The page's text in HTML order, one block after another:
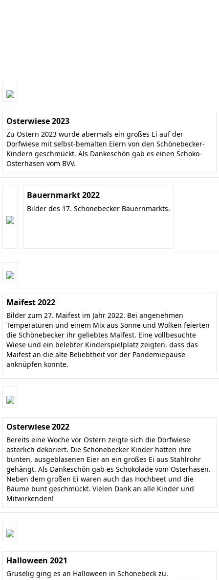
Osterwiese 2023
Zu Ostern 2023 wurde abermals ein großes Ei auf der
Dorfwiese mit selbst-bemalten Eiern von den Schönebecker-
Kindern geschmückt. Als Dankeschön gab es einen Schoko-
Osterhasen vom BVV.
Bauernmarkt 2022
Bilder des 17. Schönebecker Bauernmarkts.
Maifest 2022
Bilder zum 27. Maifest im Jahr 2022. Bei angenehmen
Temperaturen und einem Mix aus Sonne und Wolken feierten
die Schönebecker ihr geliebtes Maifest. Eine vollbesuchte
Wiese und ein belebter Kinderspielplatz zeigten, dass das
Maifest an die alte Beliebtheit vor der Pandemiepause
anknüpfen konnte.
Osterwiese 2022
Bereits eine Woche vor Ostern zeigte sich die Dorfwiese
österlich dekoriert. Die Schönebecker Kinder hatten ihre
bunten, ausgeblasenen Eier an ein großes Ei aus Stahlrohr
gehängt. Als Dankeschön gab es Schokolade vom Osterhasen.
Neben dem großen Ei waren auch das Hochbeet und die
Bäume bunt geschmückt. Vielen Dank an alle Kinder und
Mitwirkenden!
Halloween 2021
Gruselig ging es an Halloween in Schönebeck zu.